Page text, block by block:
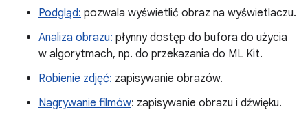
Podgląd: pozwala wyświetlić obraz na wyświetlaczu.
Analiza obrazu: płynny dostęp do bufora do użycia
w algorytmach, np. do przekazania do ML Kit.
Robienie zdjęć: zapisywanie obrazów.
Nagrywanie filmów: zapisywanie obrazu i dźwięku.